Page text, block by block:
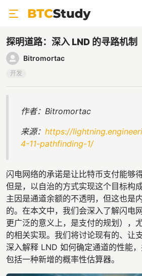
探明道路：深入 LND 的寻路机制
Bitromortac
开发
作者：Bitromortac
来源： https://
4-11-pathfinding-1/
闪电网络的承诺是让比特币支付能够
但是，以自治的方式实现这个目标构
主因是通道余额的不透明，但这也是
的。在本文中，我们会深入了解闪电
更广泛的意义上，是支付的规划），
的相关实现。我们将讨论现有的、让
深入解释 LND 如何确定通道的性能，
包括一种新增的概率性估算器。